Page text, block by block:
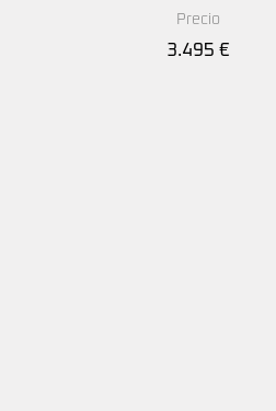
Precio
3.495 €